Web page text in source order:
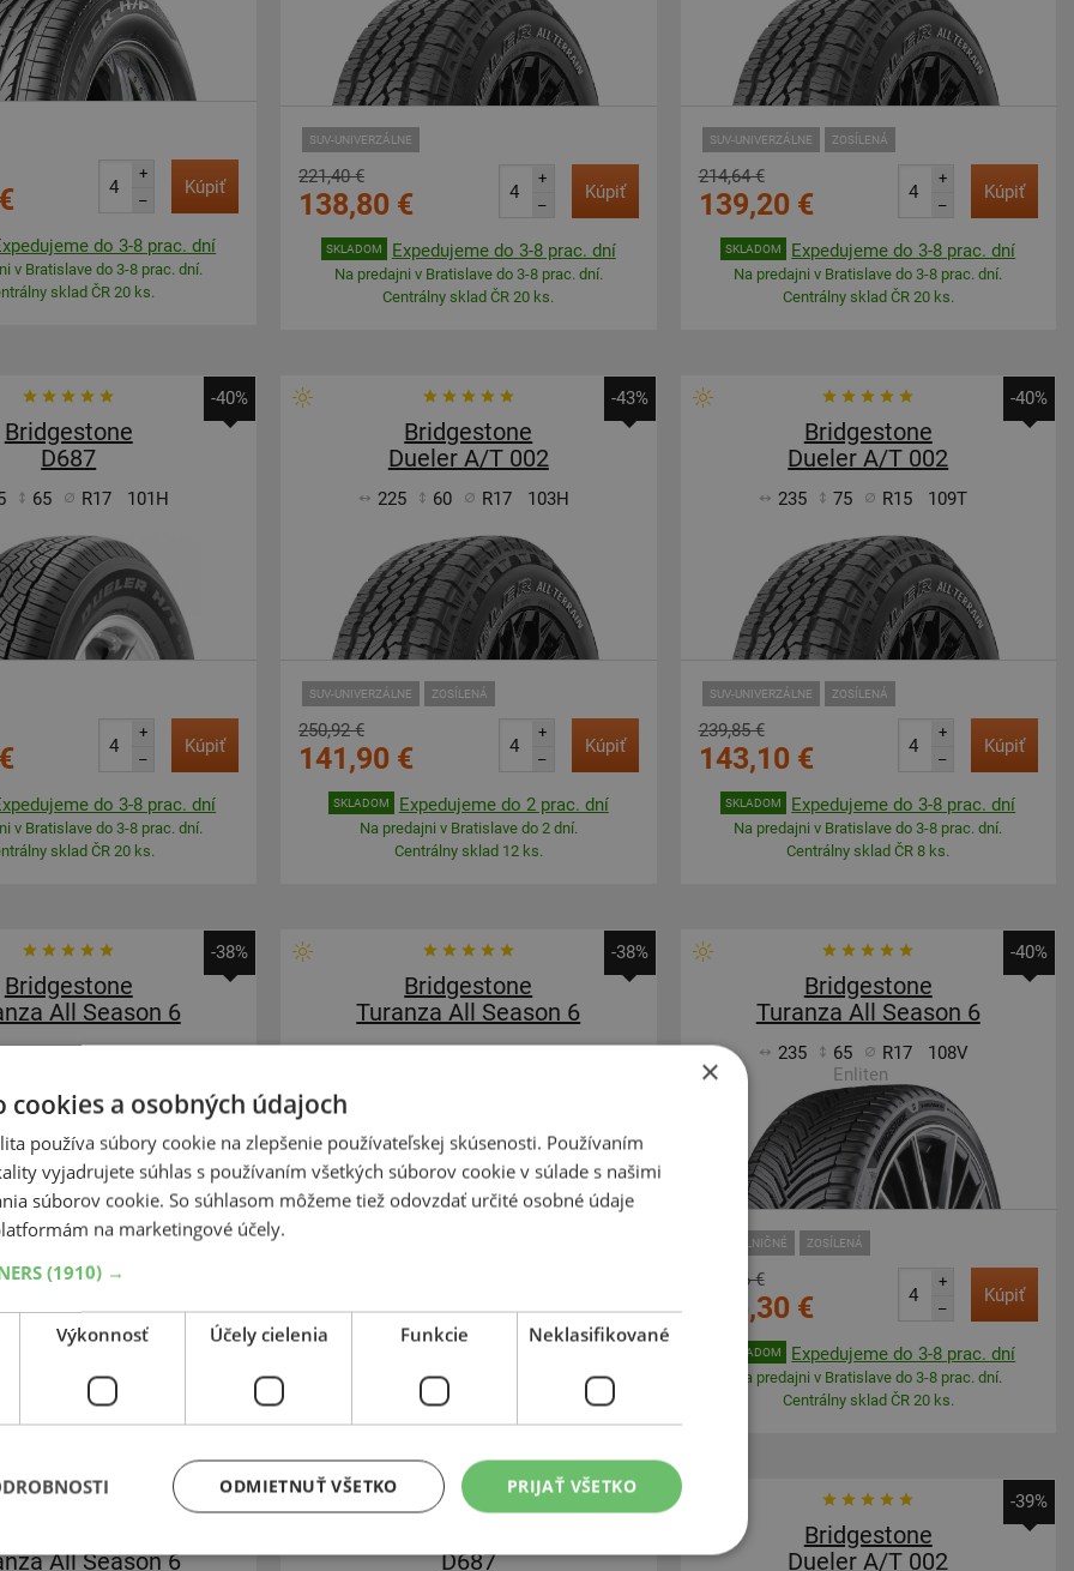
+
–
Kúpiť
do 3-8 prac. dní
v Bratislave do 3-8 prac. dní.
sklad ČR 20 ks.
SUV-UNIVERZÁLNE
221,40 €
138,80 €
+
–
Kúpiť
SKLADOM Expedujeme do 3-8 prac. dní
Na predajni v Bratislave do 3-8 prac. dní.
Centrálny sklad ČR 20 ks.
SUV-UNIVERZÁLNE ZOSÍLENÁ
214,64 €
139,20 €
+
–
Kúpiť
SKLADOM Expedujeme do 3-8 prac. dní
Na predajni v Bratislave do 3-8 prac. dní.
Centrálny sklad ČR 20 ks.
-40%
Bridgestone
D687
65 R17 101H
+
–
Kúpiť
do 3-8 prac. dní
v Bratislave do 3-8 prac. dní.
sklad ČR 20 ks.
-43%
Bridgestone
Dueler A/T 002
225 60 R17 103H
SUV-UNIVERZÁLNE ZOSÍLENÁ
250,92 €
141,90 €
+
–
Kúpiť
SKLADOM Expedujeme do 2 prac. dní
Na predajni v Bratislave do 2 dní.
Centrálny sklad 12 ks.
-40%
Bridgestone
Dueler A/T 002
235 75 R15 109T
SUV-UNIVERZÁLNE ZOSÍLENÁ
239,85 €
143,10 €
+
–
Kúpiť
SKLADOM Expedujeme do 3-8 prac. dní
Na predajni v Bratislave do 3-8 prac. dní.
Centrálny sklad ČR 8 ks.
-38%
Bridgestone
All Season 6
55 R18
104V
–
Expedujeme do 3-8 prac. dní
v Bratislave do 3-8 prac. dní.
sklad ČR 20 ks.
-38%
Bridgestone
Turanza All Season 6
225 65 R17
106V
144,60 €
–
Na predajni v Bratislave do 3-8 prac. dní.
Centrálny sklad ČR 20 ks.
-40%
Bridgestone
Turanza All Season 6
235 65 R17
108V
Enliten
SUV-SILNIČNÉ ZOSÍLENÁ
244,16 €
145,30 €
+
–
Kúpiť
SKLADOM Expedujeme do 3-8 prac. dní
Na predajni v Bratislave do 3-8 prac. dní.
Centrálny sklad ČR 20 ks.
All Season 6
D687
-39%
Bridgestone
Dueler A/T 002
×
cookies a osobných údajoch
používa súbory cookie na zlepšenie používateľskej skúsenosti. Používaním
vyjadrujete súhlas s používaním všetkých súborov cookie v súlade s našimi
súborov cookie. So súhlasom môžeme tiež odovzdať určité osobné údaje
na marketingové účely.
(1910) →
Výkonnosť Účely cielenia Funkcie Neklasifikované
PRIJAŤ VŠETKO
ODMIETNUŤ VŠETKO